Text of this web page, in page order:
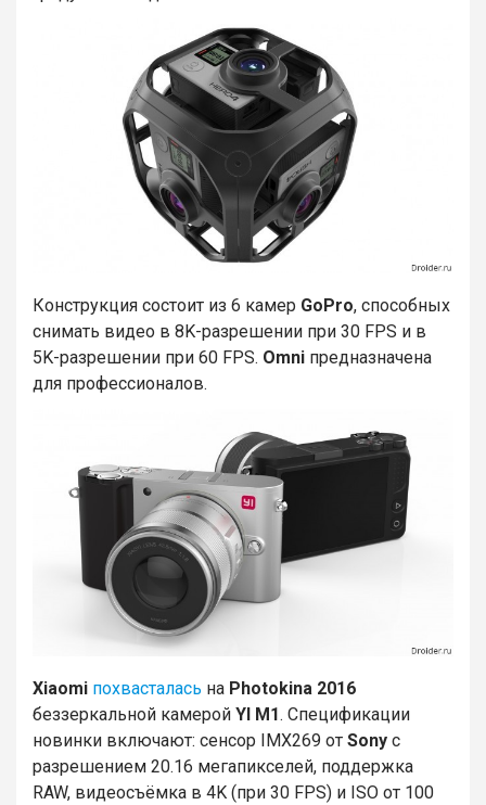
Конструкция состоит из 6 камер GoPro, способных
снимать видео в 8K-разрешении при 30 FPS и в
5K-разрешении при 60 FPS. Omni предназначена
для профессионалов.
Xiaomi похвасталась на Photokina 2016
беззеркальной камерой YI M1. Спецификации
новинки включают: сенсор IMX269 от Sony с
разрешением 20.16 мегапикселей, поддержка
RAW, видеосъёмка в 4K (при 30 FPS) и ISO от 100